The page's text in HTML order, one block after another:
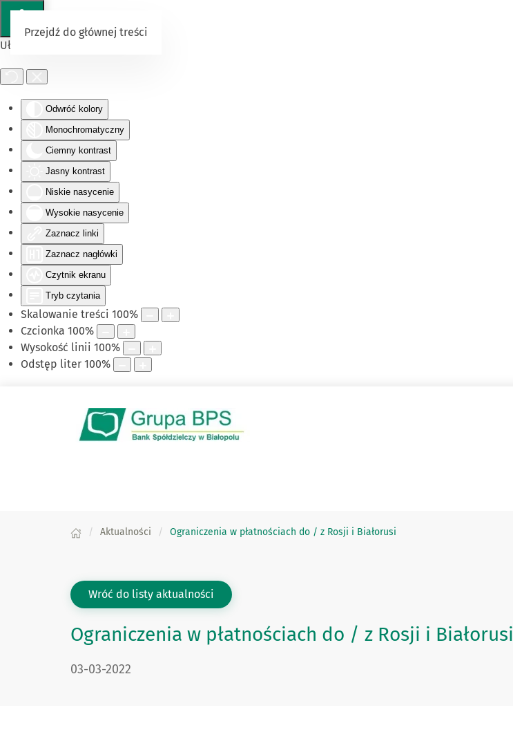
Ułatwienia dostępu
Odwróć kolory
Monochromatyczny
Ciemny kontrast
Jasny kontrast
Niskie nasycenie
Wysokie nasycenie
Zaznacz linki
Zaznacz nagłówki
Czytnik ekranu
Tryb czytania
Skalowanie treści 100%
Czcionka 100%
Wysokość linii 100%
Odstęp liter 100%
Przejdź do głównej treści
Aktualności Ograniczenia w płatnościach do / z Rosji i Białorusi
Wróć do listy aktualności
Ograniczenia w płatnościach do / z Rosji i Białorusi
DATA PUBLIKACJI:
03-03-2022